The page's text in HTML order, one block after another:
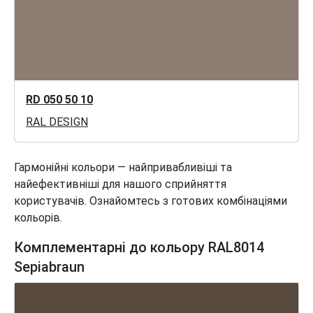
RD 050 50 10
RAL DESIGN
Гармонійні кольори — найпривабливіші та
найефективніші для нашого сприйняття
користувачів. Ознайомтесь з готових комбінаціями
кольорів.
Комплементарні до кольору RAL8014
Sepiabraun